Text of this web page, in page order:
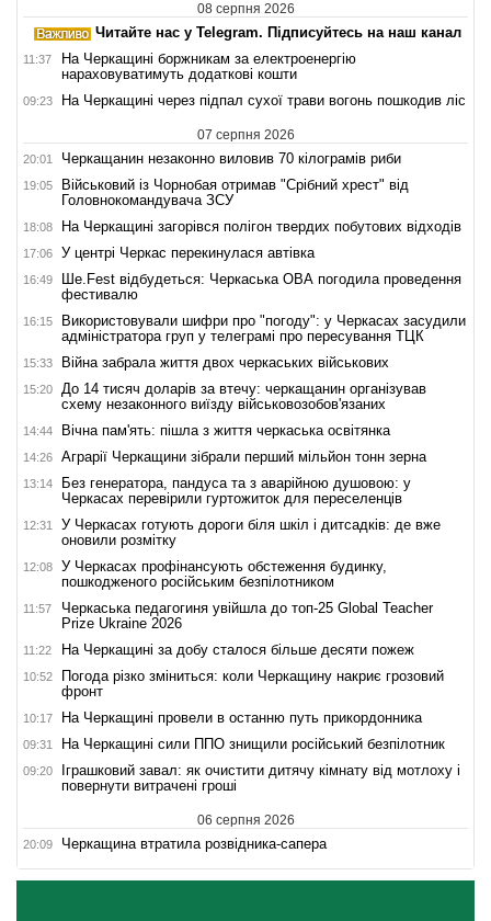
08 серпня 2026
Читайте нас у Telegram. Підписуйтесь на наш канал
11:37
На Черкащині боржникам за електроенергію
нараховуватимуть додаткові кошти
09:23 На Черкащині через підпал сухої трави вогонь пошкодив ліс
07 серпня 2026
20:01 Черкащанин незаконно виловив 70 кілограмів риби
19:05
Військовий із Чорнобая отримав "Срібний хрест" від
Головнокомандувача ЗСУ
18:08 На Черкащині загорівся полігон твердих побутових відходів
17:06 У центрі Черкас перекинулася автівка
16:49
Ше.Fest відбудеться: Черкаська ОВА погодила проведення
фестивалю
16:15
Використовували шифри про "погоду": у Черкасах засудили
адміністратора груп у телеграмі про пересування ТЦК
15:33 Війна забрала життя двох черкаських військових
15:20
До 14 тисяч доларів за втечу: черкащанин організував
схему незаконного виїзду військовозобов'язаних
14:44 Вічна пам'ять: пішла з життя черкаська освітянка
14:26 Аграрії Черкащини зібрали перший мільйон тонн зерна
13:14
Без генератора, пандуса та з аварійною душовою: у
Черкасах перевірили гуртожиток для переселенців
12:31
У Черкасах готують дороги біля шкіл і дитсадків: де вже
оновили розмітку
12:08
У Черкасах профінансують обстеження будинку,
пошкодженого російським безпілотником
11:57
Черкаська педагогиня увійшла до топ-25 Global Teacher
Prize Ukraine 2026
11:22 На Черкащині за добу сталося більше десяти пожеж
10:52
Погода різко зміниться: коли Черкащину накриє грозовий
фронт
10:17 На Черкащині провели в останню путь прикордонника
09:31 На Черкащині сили ППО знищили російський безпілотник
09:20
Іграшковий завал: як очистити дитячу кімнату від мотлоху і
повернути витрачені гроші
06 серпня 2026
20:09 Черкащина втратила розвідника-сапера